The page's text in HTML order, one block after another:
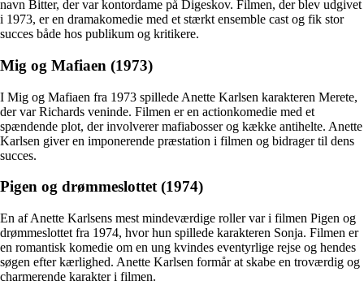
navn Bitter, der var kontordame på Digeskov. Filmen, der blev udgivet
i 1973, er en dramakomedie med et stærkt ensemble cast og fik stor
succes både hos publikum og kritikere.
Mig og Mafiaen (1973)
I Mig og Mafiaen fra 1973 spillede Anette Karlsen karakteren Merete,
der var Richards veninde. Filmen er en actionkomedie med et
spændende plot, der involverer mafiabosser og kække antihelte. Anette
Karlsen giver en imponerende præstation i filmen og bidrager til dens
succes.
Pigen og drømmeslottet (1974)
En af Anette Karlsens mest mindeværdige roller var i filmen Pigen og
drømmeslottet fra 1974, hvor hun spillede karakteren Sonja. Filmen er
en romantisk komedie om en ung kvindes eventyrlige rejse og hendes
søgen efter kærlighed. Anette Karlsen formår at skabe en troværdig og
charmerende karakter i filmen.